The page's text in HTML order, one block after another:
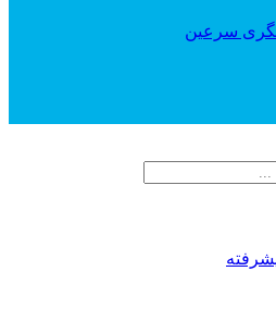
سرعین